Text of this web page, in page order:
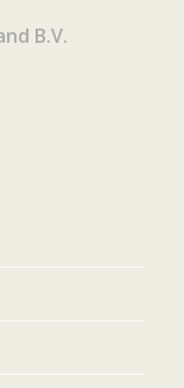
B.V.